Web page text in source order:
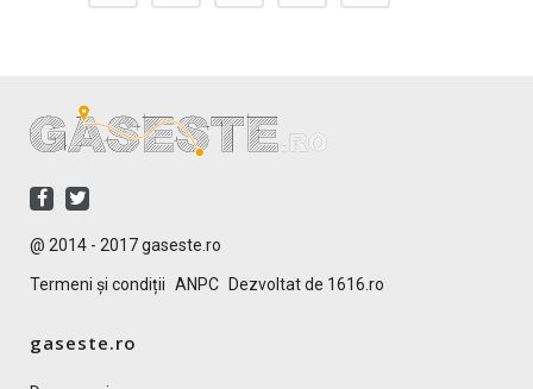
@ 2014 - 2017 gaseste.ro
Termeni și condiții ANPC Dezvoltat de 1616.ro
gaseste.ro